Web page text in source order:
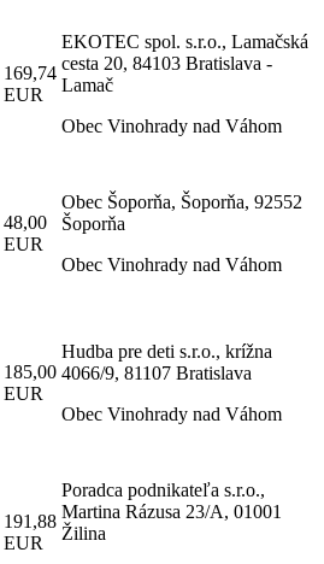
169,74
EUR
EKOTEC spol. s.r.o., Lamačská
cesta 20, 84103 Bratislava -
Lamač
Obec Vinohrady nad Váhom
48,00
EUR
Obec Šoporňa, Šoporňa, 92552
Šoporňa
Obec Vinohrady nad Váhom
185,00
EUR
Hudba pre deti s.r.o., krížna
4066/9, 81107 Bratislava
Obec Vinohrady nad Váhom
191,88
EUR
Poradca podnikateľa s.r.o.,
Martina Rázusa 23/A, 01001
Žilina